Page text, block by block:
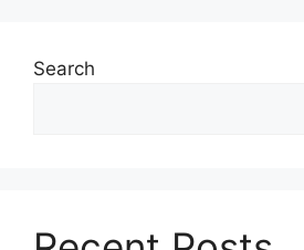
Search